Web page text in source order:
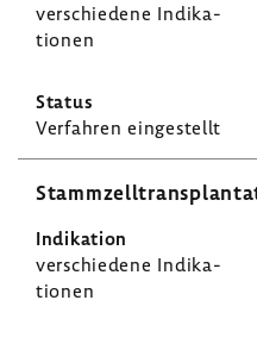
verschie­dene Indi­ka­
tionen
Verfahren einge­stellt
verschie­dene Indi­ka­
tionen